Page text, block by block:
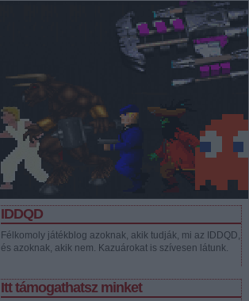
IDDQD
Félkomoly játékblog azoknak, akik tudják, mi az IDDQD,
és azoknak, akik nem. Kazuárokat is szívesen látunk.
Itt támogathatsz minket